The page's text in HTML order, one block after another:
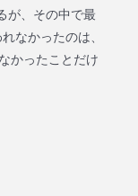
が、その中で最
なかったのは、
かったことだけ